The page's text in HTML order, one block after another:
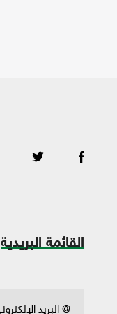
القائمة البريدية